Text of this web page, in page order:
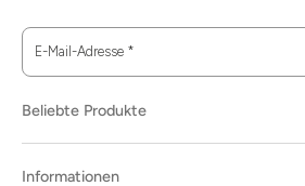
3.66
30
E-Mail-Adresse *
Beliebte Produkte
Informationen